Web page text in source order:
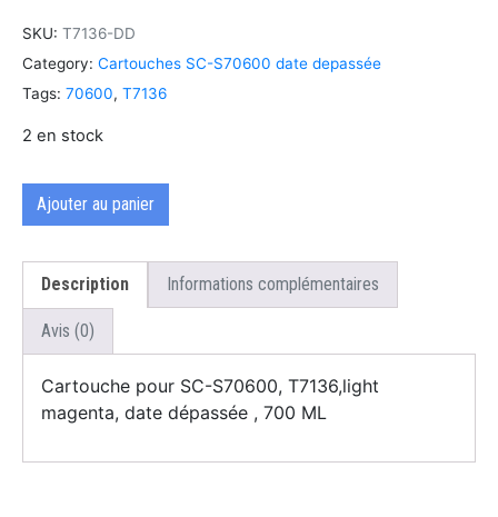
SKU: T7136-DD
Category: Cartouches SC-S70600 date depassée
Tags: 70600, T7136
2 en stock
Ajouter au panier
Description Informations complémentaires
Avis (0)
Cartouche pour SC-S70600, T7136,light
magenta, date dépassée , 700 ML